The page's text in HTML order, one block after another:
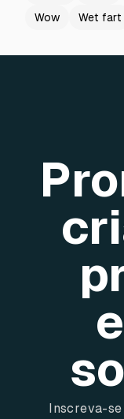
Wow
Wet fart
Inscreva-se